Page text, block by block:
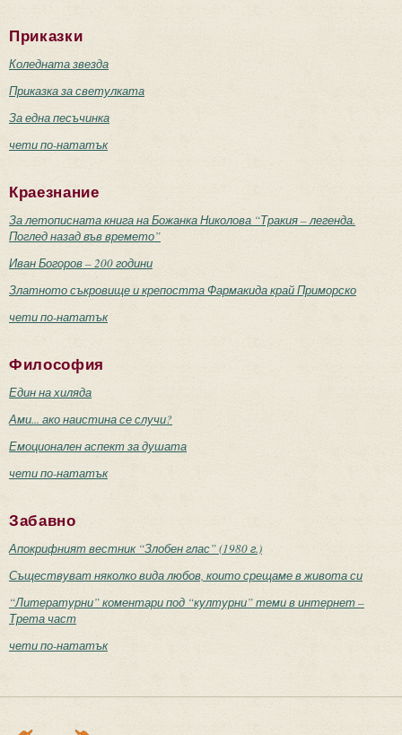
Приказки
Коледната звезда
Приказка за светулката
За една песъчинка
чети по-нататък
Краезнание
За летописната книга на Божанка Николова “Тракия – легенда.
Поглед назад във времето”
Иван Богоров – 200 години
Златното съкровище и крепостта Фармакида край Приморско
чети по-нататък
Философия
Един на хиляда
Ами... ако наистина се случи?
Емоционален аспект за душата
чети по-нататък
Забавно
Апокрифният вестник “Злобен глас” (1980 г.)
Съществуват няколко вида любов, които срещаме в живота си
“Литературни” коментари под “културни” теми в интернет –
Трета част
чети по-нататък